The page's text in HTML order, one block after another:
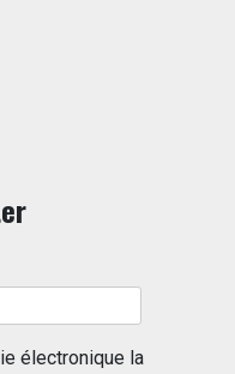
électronique la